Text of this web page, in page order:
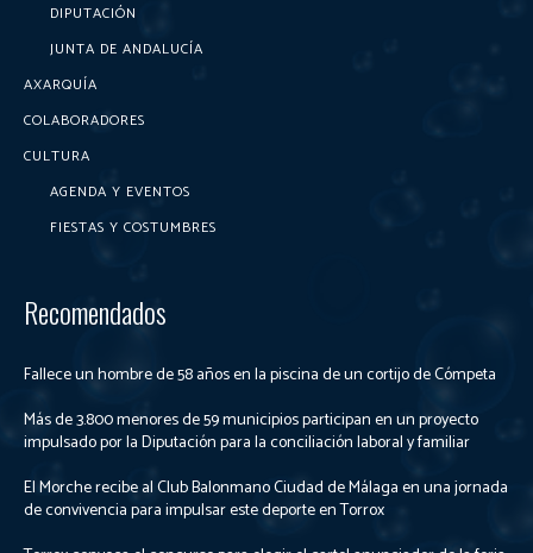
DIPUTACIÓN
JUNTA DE ANDALUCÍA
AXARQUÍA
COLABORADORES
CULTURA
AGENDA Y EVENTOS
FIESTAS Y COSTUMBRES
Recomendados
Fallece un hombre de 58 años en la piscina de un cortijo de Cómpeta
Más de 3.800 menores de 59 municipios participan en un proyecto
impulsado por la Diputación para la conciliación laboral y familiar
El Morche recibe al Club Balonmano Ciudad de Málaga en una jornada
de convivencia para impulsar este deporte en Torrox